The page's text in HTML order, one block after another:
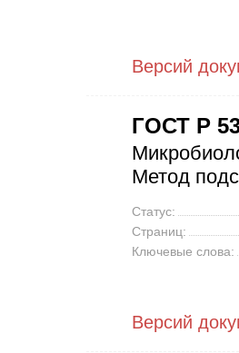
Версий
ГОСТ Р
Метод
Статус:
Страниц:
Ключевые слова:
Версий